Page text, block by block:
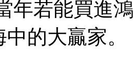
年若能買進
的大贏家。